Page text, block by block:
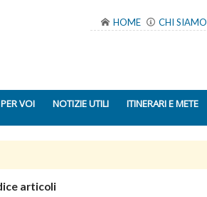
HOME CHI SIAMO
VOI NOTIZIE UTILI ITINERARI E METE
articoli